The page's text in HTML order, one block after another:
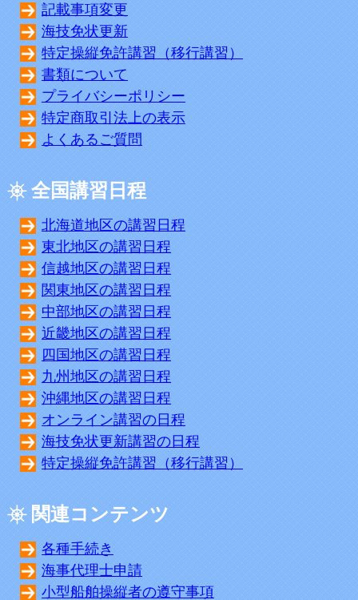
記載事項変更
海技免状更新
特定操縦免許講習（移行講習）
書類について
プライバシーポリシー
特定商取引法上の表示
よくあるご質問
全国講習日程
北海道地区の講習日程
東北地区の講習日程
信越地区の講習日程
関東地区の講習日程
中部地区の講習日程
近畿地区の講習日程
四国地区の講習日程
九州地区の講習日程
沖縄地区の講習日程
オンライン講習の日程
海技免状更新講習の日程
特定操縦免許講習（移行講習）
関連コンテンツ
各種手続き
海事代理士申請
小型船舶操縦者の遵守事項